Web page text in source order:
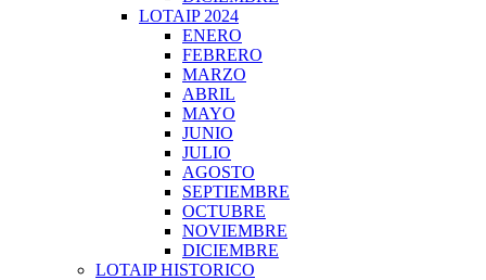
LOTAIP 2024
ENERO
FEBRERO
MARZO
ABRIL
MAYO
JUNIO
JULIO
AGOSTO
SEPTIEMBRE
OCTUBRE
NOVIEMBRE
DICIEMBRE
LOTAIP HISTORICO